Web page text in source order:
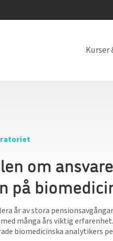
Kurser
om
på
år av stora
många års viktig
biomedicinska analytikers